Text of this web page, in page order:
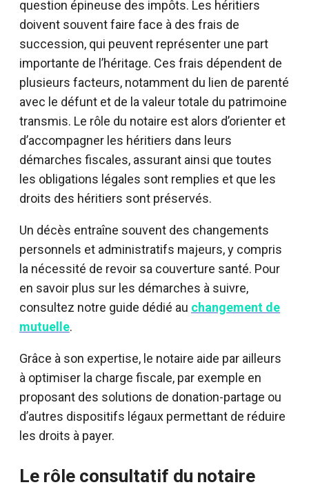
question épineuse des impôts. Les héritiers
doivent souvent faire face à des frais de
succession, qui peuvent représenter une part
importante de l’héritage. Ces frais dépendent de
plusieurs facteurs, notamment du lien de parenté
avec le défunt et de la valeur totale du patrimoine
transmis. Le rôle du notaire est alors d’orienter et
d’accompagner les héritiers dans leurs
démarches fiscales, assurant ainsi que toutes
les obligations légales sont remplies et que les
droits des héritiers sont préservés.
Un décès entraîne souvent des changements
personnels et administratifs majeurs, y compris
la nécessité de revoir sa couverture santé. Pour
en savoir plus sur les démarches à suivre,
consultez notre guide dédié au changement de
mutuelle.
Grâce à son expertise, le notaire aide par ailleurs
à optimiser la charge fiscale, par exemple en
proposant des solutions de donation-partage ou
d’autres dispositifs légaux permettant de réduire
les droits à payer.
Le rôle consultatif du notaire